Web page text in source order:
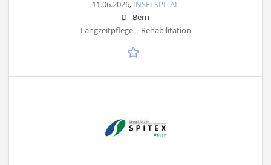
11.06.2026, INSELSPITAL
Bern
Langzeitpflege | Rehabilitation